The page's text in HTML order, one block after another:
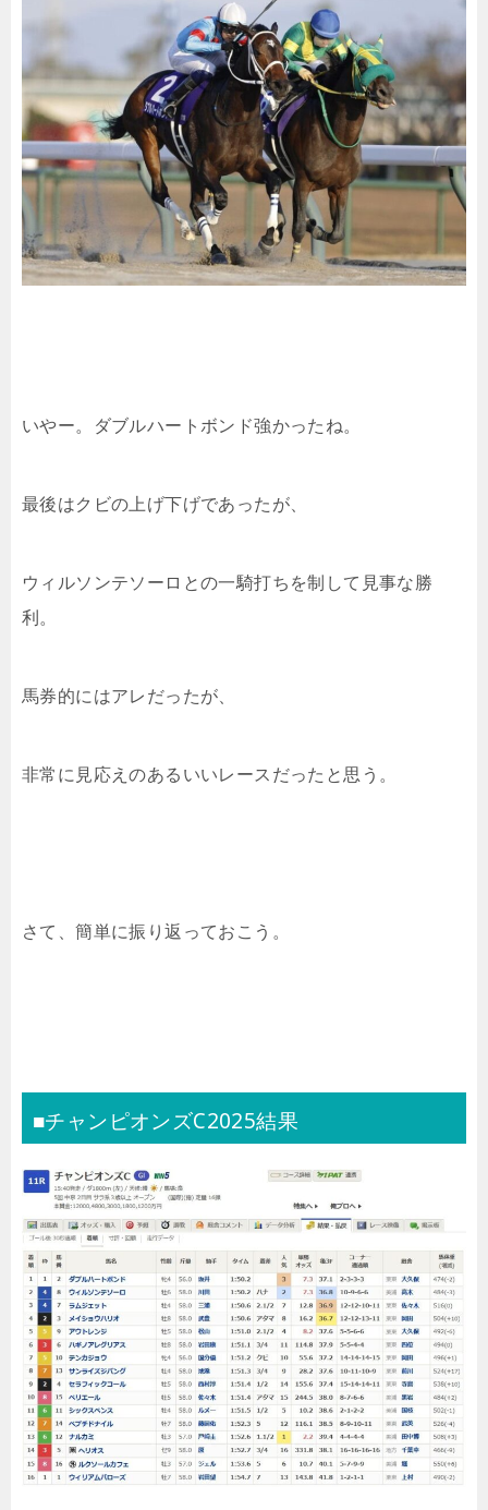
いやー。ダブルハートボンド強かったね。
最後はクビの上げ下げであったが、
ウィルソンテソーロとの一騎打ちを制して見事な勝
利。
馬券的にはアレだったが、
非常に見応えのあるいいレースだったと思う。
さて、簡単に振り返っておこう。
■チャンピオンズC2025結果